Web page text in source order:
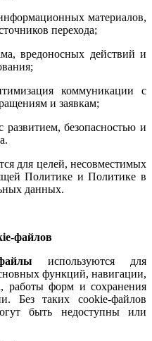
материалов,
перехода;
вредоносных действий и
коммуникации с
и заявкам;
безопасностью и
для целей, несовместимых
Политике и Политике в
данных.
файлов
используются для
функций, навигации,
работы форм и сохранения
Без таких cookie-файлов
быть недоступны или